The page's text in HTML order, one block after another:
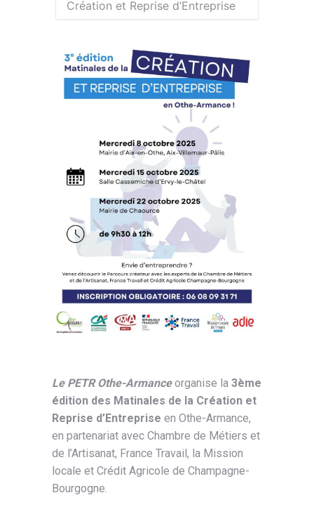
Création et Reprise d’Entreprise
Le PETR Othe-Armanceorganise la 3ème
édition des Matinales de la Création et
Reprise d’Entreprise en Othe-Armance,
en partenariat avec Chambre de Métiers et
de l’Artisanat, France Travail, la Mission
locale et Crédit Agricole de Champagne-
Bourgogne.